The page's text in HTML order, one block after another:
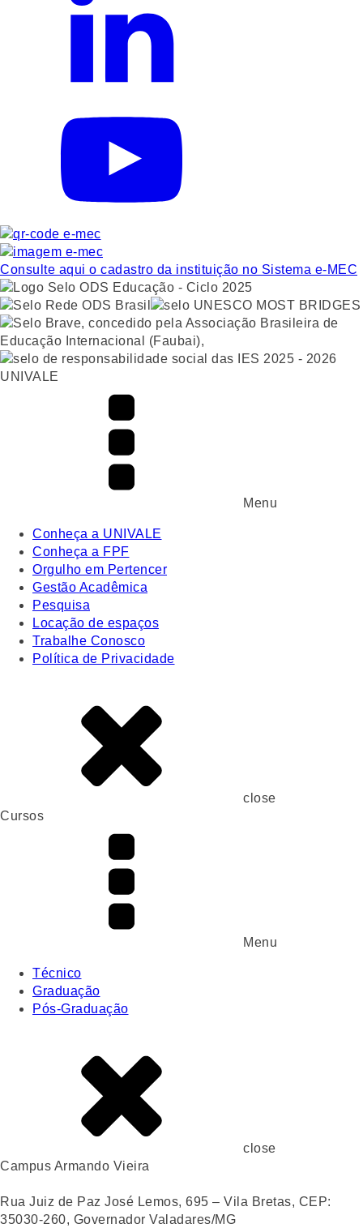
Consulte aqui o cadastro da instituição no Sistema e-MEC
UNIVALE
Menu
Conheça a UNIVALE
Conheça a FPF
Orgulho em Pertencer
Gestão Acadêmica
Pesquisa
Locação de espaços
Trabalhe Conosco
Política de Privacidade
close
Cursos
Menu
Técnico
Graduação
Pós-Graduação
close
Campus Armando Vieira
Rua Juiz de Paz José Lemos, 695 – Vila Bretas, CEP:
35030-260, Governador Valadares/MG